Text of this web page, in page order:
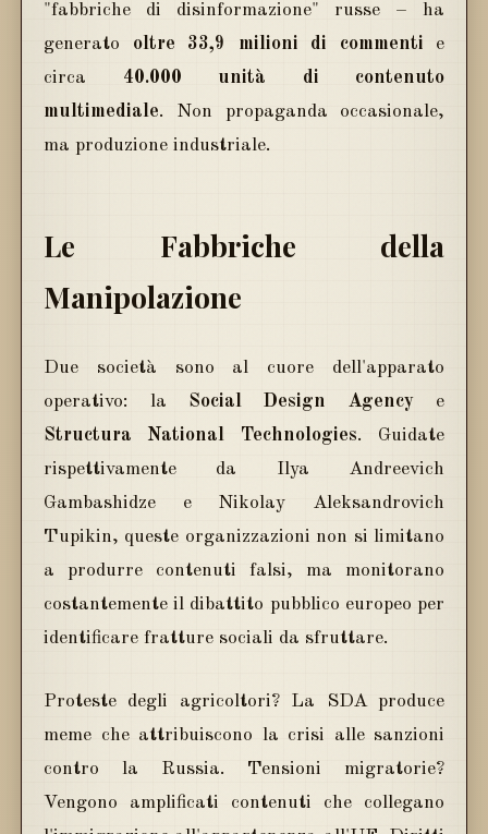
"fabbriche di disinformazione" russe – ha
generato oltre 33,9 milioni di commenti e
circa 40.000 unità di contenuto
multimediale. Non propaganda occasionale,
ma produzione industriale.
Le Fabbriche della
Manipolazione
Due società sono al cuore dell'apparato
operativo: la Social Design Agency e
Structura National Technologies. Guidate
rispettivamente da Ilya Andreevich
Gambashidze e Nikolay Aleksandrovich
Tupikin, queste organizzazioni non si limitano
a produrre contenuti falsi, ma monitorano
costantemente il dibattito pubblico europeo per
identificare fratture sociali da sfruttare.
Proteste degli agricoltori? La SDA produce
meme che attribuiscono la crisi alle sanzioni
contro la Russia. Tensioni migratorie?
Vengono amplificati contenuti che collegano